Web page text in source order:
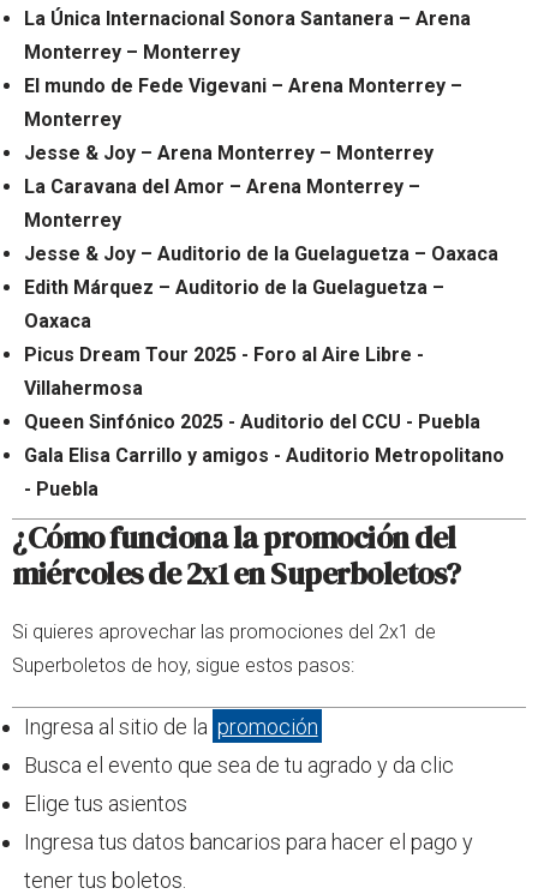
La Única Internacional Sonora Santanera – Arena
Monterrey – Monterrey
El mundo de Fede Vigevani – Arena Monterrey –
Monterrey
Jesse & Joy – Arena Monterrey – Monterrey
La Caravana del Amor – Arena Monterrey –
Monterrey
Jesse & Joy – Auditorio de la Guelaguetza – Oaxaca
Edith Márquez – Auditorio de la Guelaguetza –
Oaxaca
Picus Dream Tour 2025 - Foro al Aire Libre -
Villahermosa
Queen Sinfónico 2025 - Auditorio del CCU - Puebla
Gala Elisa Carrillo y amigos - Auditorio Metropolitano
- Puebla
¿Cómo funciona la promoción del
miércoles de 2x1 en Superboletos?
Si quieres aprovechar las promociones del 2x1 de
Superboletos de hoy, sigue estos pasos:
Ingresa al sitio de la promoción
Busca el evento que sea de tu agrado y da clic
Elige tus asientos
Ingresa tus datos bancarios para hacer el pago y
tener tus boletos.